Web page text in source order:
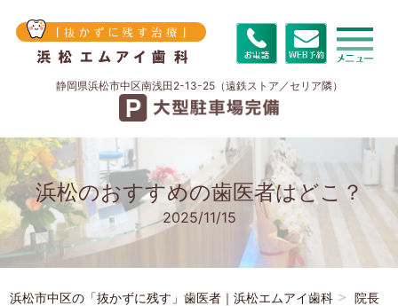
静岡県浜松市中区南浅田2-13-25（遠鉄ストア／セリア隣）
浜松のおすすめの歯医者はどこ？
2025/11/15
浜松市中区の「抜かずに残す」歯医者｜浜松エムアイ歯科
院長